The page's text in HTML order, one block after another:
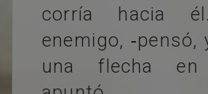
corría hacia
enemigo, ‐pensó,
una flecha